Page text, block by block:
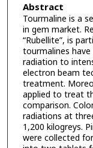
Abstract
Tourmaline is a
in gem market.
“Rubellite”, is
tourmalines
radiation to
electron beam
treatment.
applied to treat
comparison.
radiations at
1,200 kilogreys.
were collected